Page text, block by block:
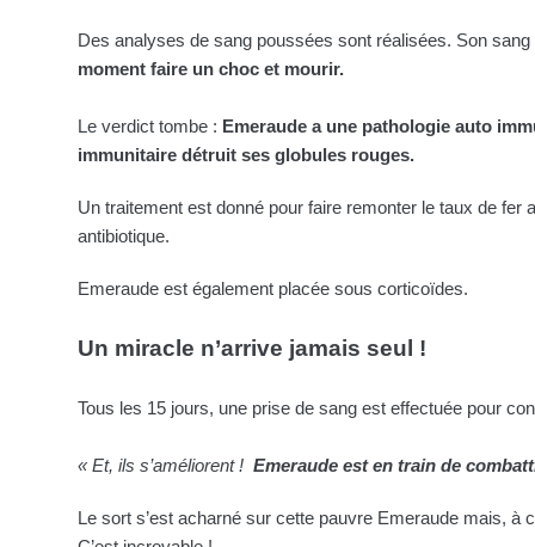
Des analyses de sang poussées sont réalisées. Son
moment faire un choc et mourir.
Le verdict tombe : Emeraude a une pathologie auto
immunitaire détruit ses globules rouges.
Un traitement est donné pour faire remonter le taux de fer
antibiotique.
Emeraude est également placée sous corticoïdes.
Un miracle n’arrive jamais seul !
Tous les 15 jours, une prise de sang est effectuée pour
« Et, ils s’améliorent ! Emeraude est en train de
Le sort s’est acharné sur cette pauvre Emeraude mais, à